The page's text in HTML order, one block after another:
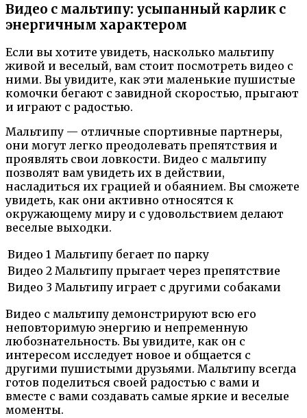
Видео с мальтипу: усыпанный карлик с
энергичным характером
Если вы хотите увидеть, насколько мальтипу
живой и веселый, вам стоит посмотреть видео с
ними. Вы увидите, как эти маленькие пушистые
комочки бегают с завидной скоростью, прыгают
и играют с радостью.
Мальтипу — отличные спортивные партнеры,
они могут легко преодолевать препятствия и
проявлять свои ловкости. Видео с мальтипу
позволят вам увидеть их в действии,
насладиться их грацией и обаянием. Вы сможете
увидеть, как они активно относятся к
окружающему миру и с удовольствием делают
веселые выходки.
Видео 1 Мальтипу бегает по парку
Видео 2 Мальтипу прыгает через препятствие
Видео 3 Мальтипу играет с другими собаками
Видео с мальтипу демонстрируют всю его
неповторимую энергию и непременную
любознательность. Вы увидите, как он с
интересом исследует новое и общается с
другими пушистыми друзьями. Мальтипу всегда
готов поделиться своей радостью с вами и
вместе с вами создавать самые яркие и веселые
моменты.